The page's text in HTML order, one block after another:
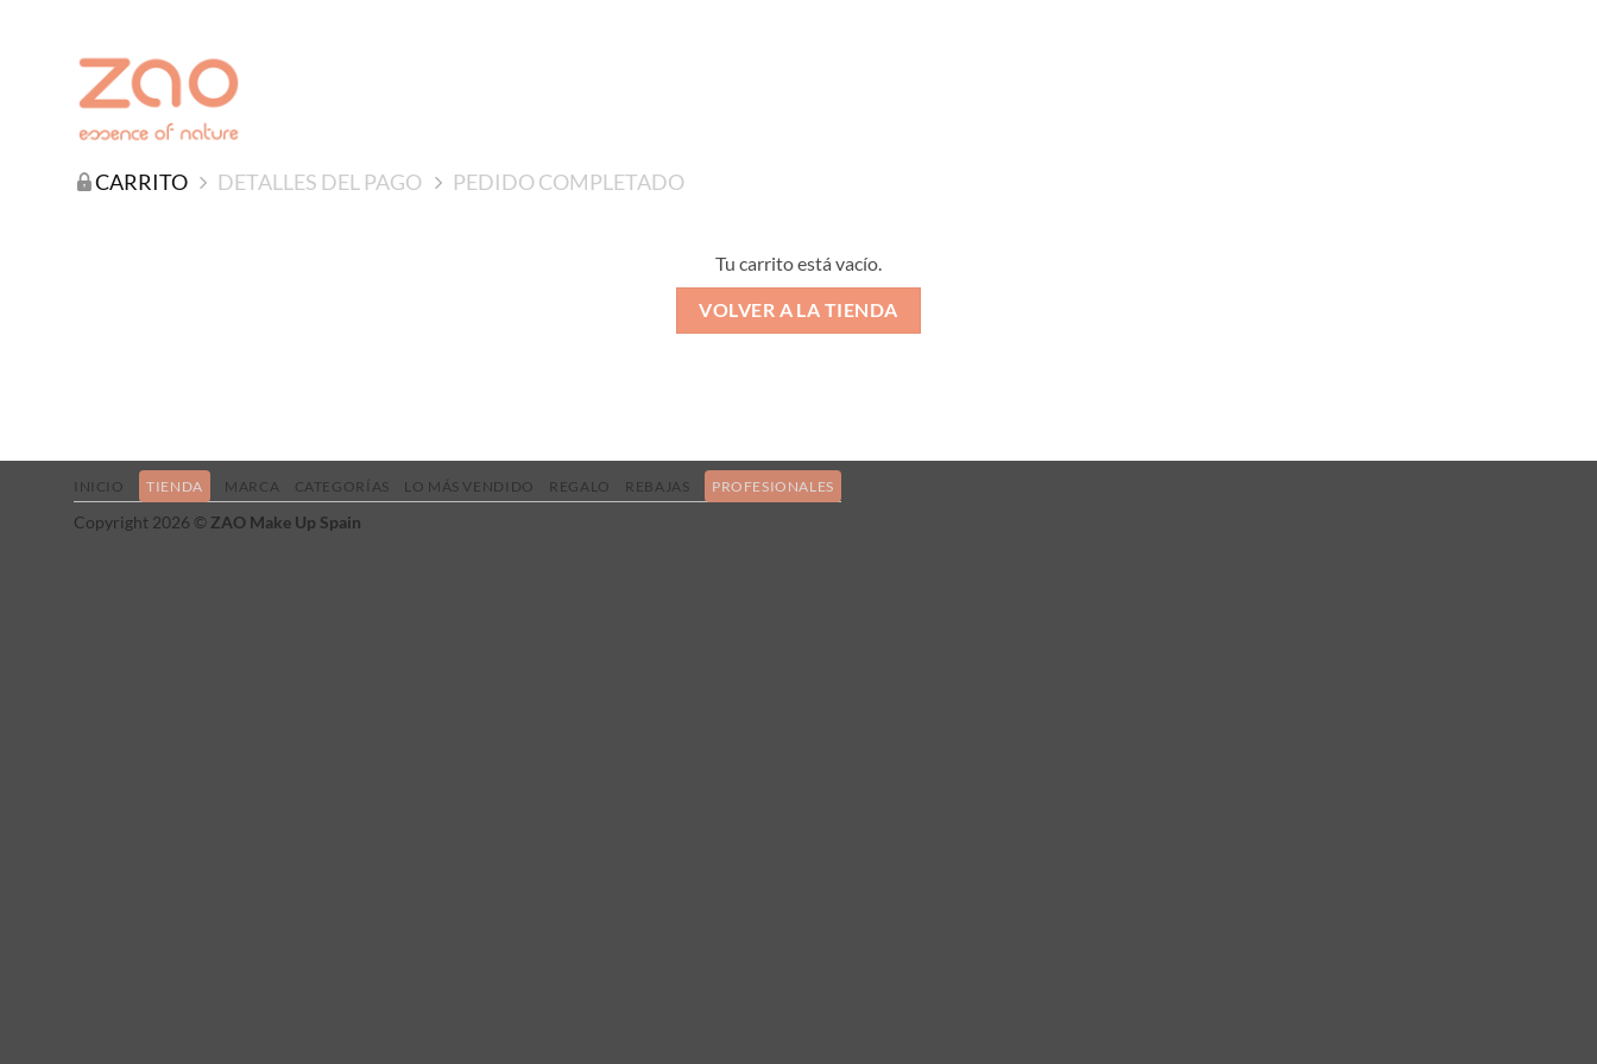
CARRITO DETALLES DEL PAGO PEDIDO COMPLETADO
Tu carrito está vacío.
VOLVER A LA TIENDA
INICIO TIENDA MARCA CATEGORÍAS LO MÁS VENDIDO REGALO REBAJAS PROFESIONALES
Copyright 2026 © ZAO Make Up Spain